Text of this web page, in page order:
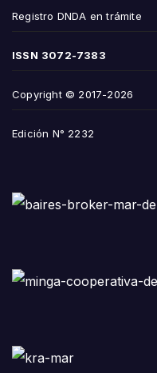
Registro DNDA en trámite
ISSN 3072-7383
Copyright © 2017-2026
Edición N° 2232